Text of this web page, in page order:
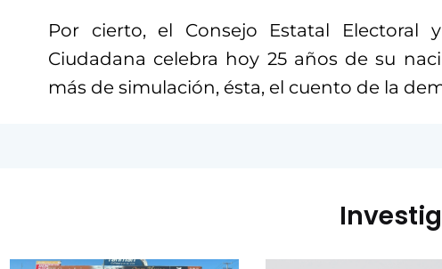
Por cierto, el Consejo Estatal Electoral
Ciudadana celebra hoy 25 años de su
más de simulación, ésta, el cuento de la